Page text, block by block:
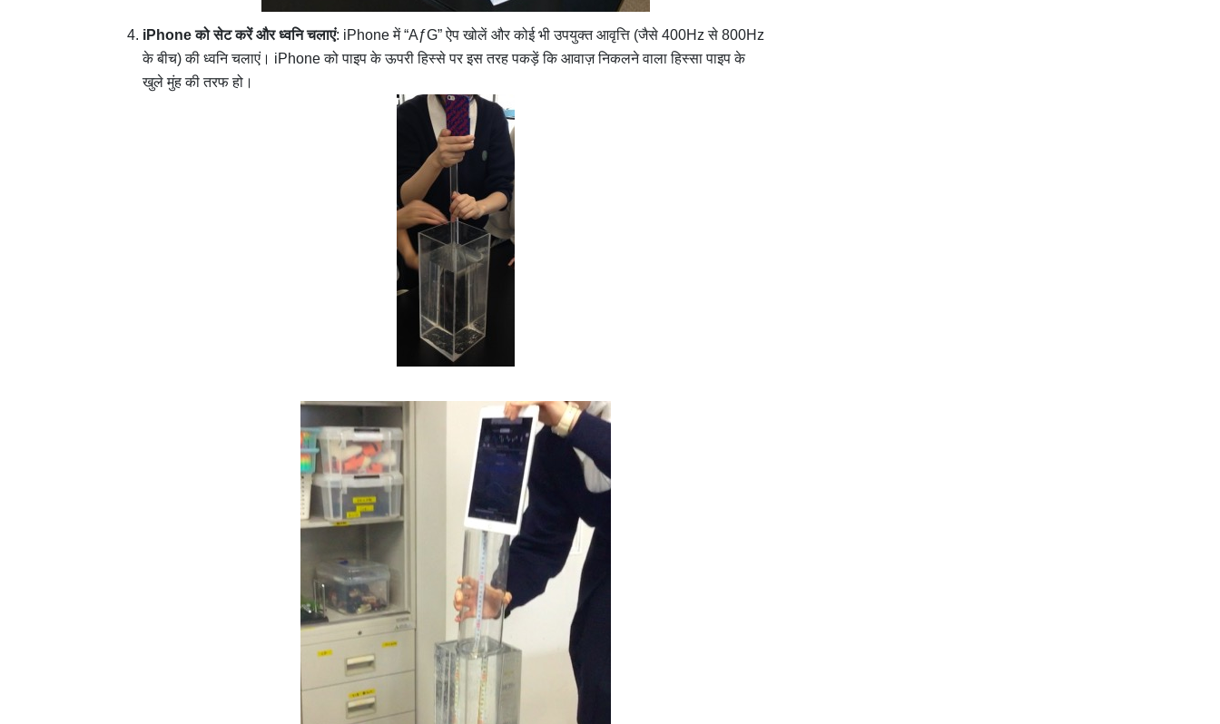
iPhone को सेट करें और ध्वनि चलाएं: iPhone में “AƒG” ऐप खोलें और कोई भी उपयुक्त आवृत्ति (जैसे 400Hz से 800Hz
के बीच) की ध्वनि चलाएं। iPhone को पाइप के ऊपरी हिस्से पर इस तरह पकड़ें कि आवाज़ निकलने वाला हिस्सा पाइप के
खुले मुंह की तरफ हो।